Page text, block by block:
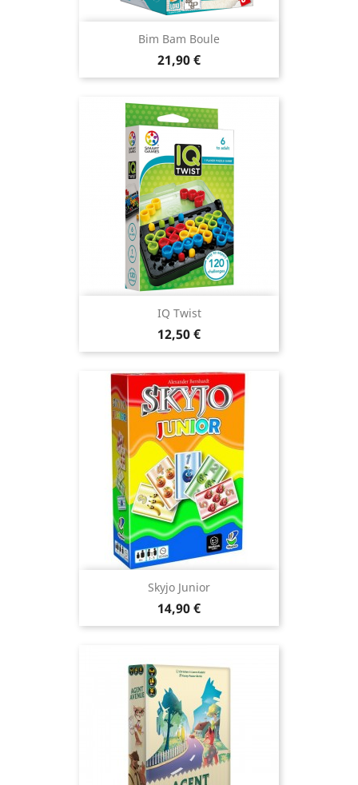
Bim Bam Boule
Prix
21,90 €
IQ Twist
Prix
12,50 €
Skyjo Junior
Prix
14,90 €